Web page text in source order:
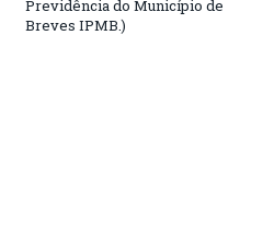
Previdência do Município de
Breves IPMB.)